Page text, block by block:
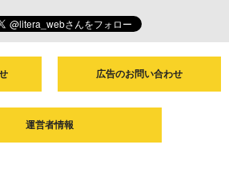
広告のお問い合わせ
運営者情報